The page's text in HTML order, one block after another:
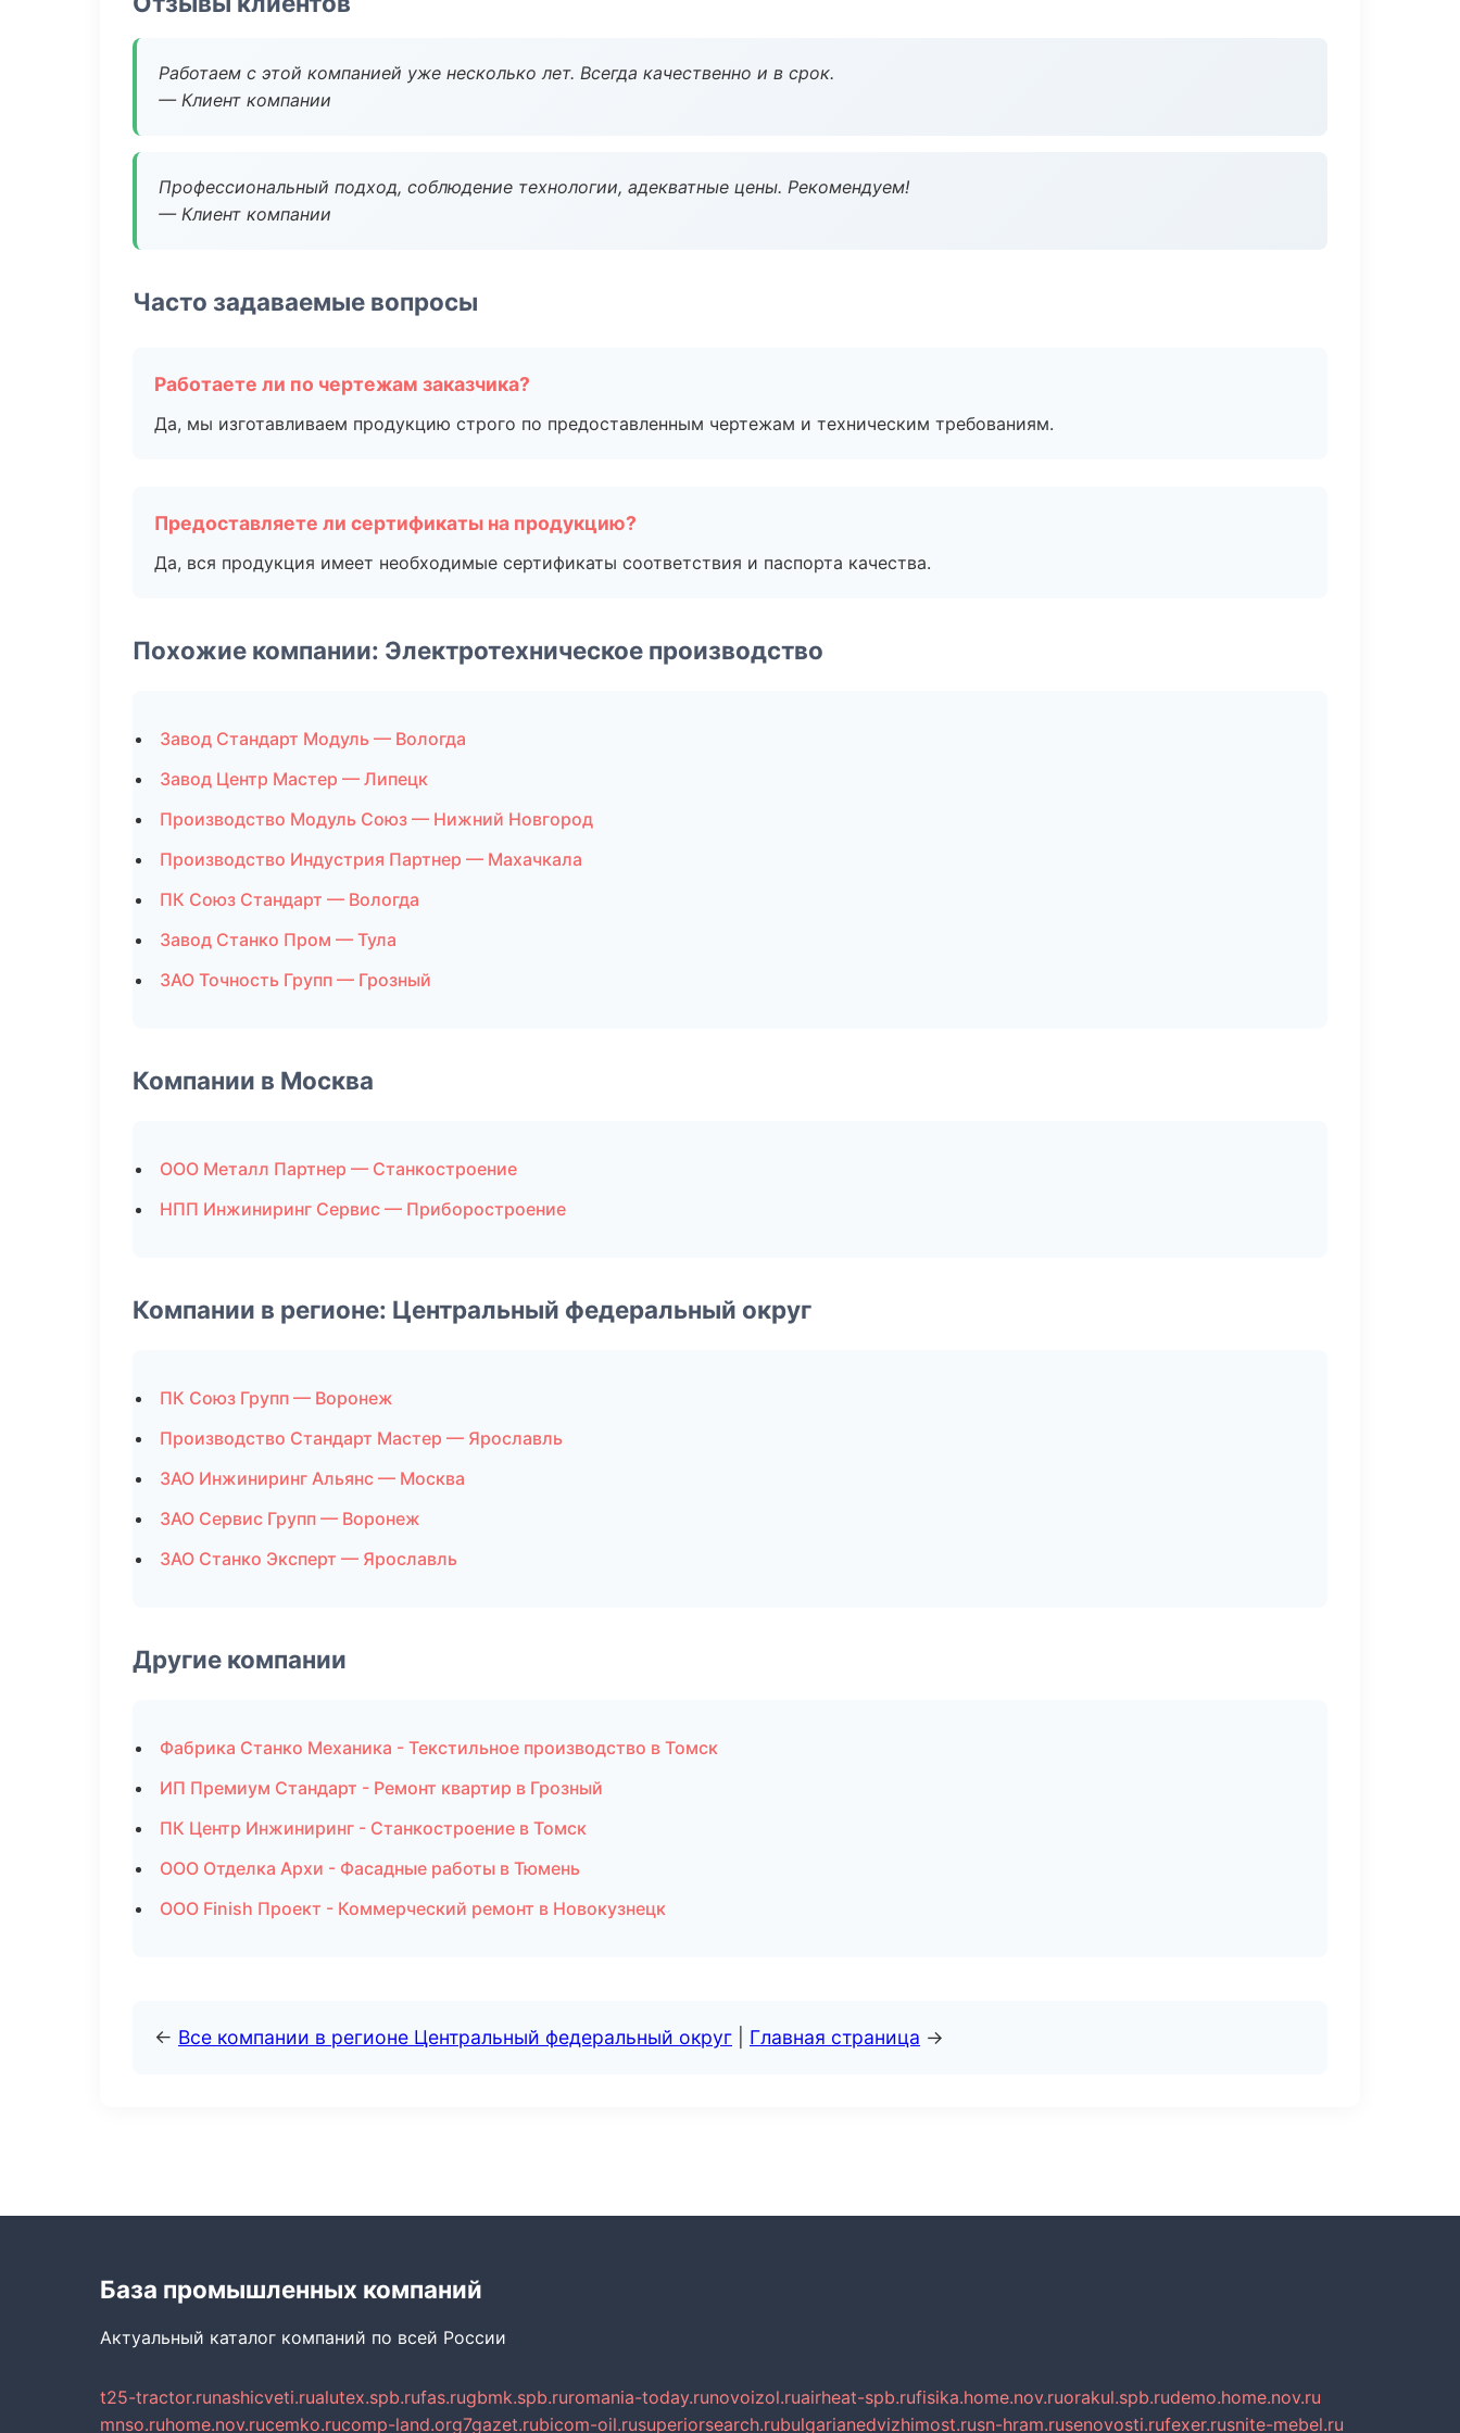
Работаем с этой компанией уже несколько лет. Всегда качественно и в срок.
— Клиент компании
Профессиональный подход, соблюдение технологии, адекватные цены. Рекомендуем!
— Клиент компании
Часто задаваемые вопросы
Работаете ли по чертежам заказчика?
Да, мы изготавливаем продукцию строго по предоставленным чертежам и техническим требованиям.
Предоставляете ли сертификаты на продукцию?
Да, вся продукция имеет необходимые сертификаты соответствия и паспорта качества.
Похожие компании: Электротехническое производство
Завод Стандарт Модуль — Вологда
Завод Центр Мастер — Липецк
Производство Модуль Союз — Нижний Новгород
Производство Индустрия Партнер — Махачкала
ПК Союз Стандарт — Вологда
Завод Станко Пром — Тула
ЗАО Точность Групп — Грозный
Компании в Москва
ООО Металл Партнер — Станкостроение
НПП Инжиниринг Сервис — Приборостроение
Компании в регионе: Центральный федеральный округ
ПК Союз Групп — Воронеж
Производство Стандарт Мастер — Ярославль
ЗАО Инжиниринг Альянс — Москва
ЗАО Сервис Групп — Воронеж
ЗАО Станко Эксперт — Ярославль
Другие компании
Фабрика Станко Механика - Текстильное производство в Томск
ИП Премиум Стандарт - Ремонт квартир в Грозный
ПК Центр Инжиниринг - Станкостроение в Томск
ООО Отделка Архи - Фасадные работы в Тюмень
ООО Finish Проект - Коммерческий ремонт в Новокузнецк
← Все компании в регионе Центральный федеральный округ Главная страница →
База промышленных компаний
Актуальный каталог компаний по всей России
t25-tractor.runashicveti.rualutex.spb.rufas.rugbmk.spb.ruromania-today.runovoizol.ruairheat-spb.rufisika.home.nov.ruorakul.spb.rudemo.home.nov.ru
mnso.ruhome.nov.rucemko.rucomp-land.org7gazet.rubicom-oil.rusuperiorsearch.rubulgarianedvizhimost.rusn-hram.rusenovosti.rufexer.rusnite-mebel.ru